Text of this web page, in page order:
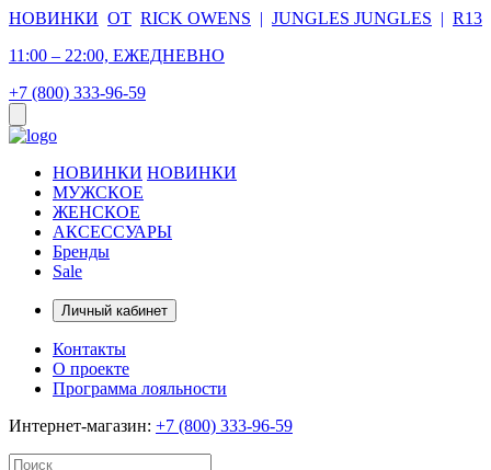
НОВИНКИ ОТ RICK OWENS | JUNGLES JUNGLES | R13
11:00 – 22:00, ЕЖЕДНЕВНО
+7 (800) 333-96-59
НОВИНКИ НОВИНКИ
МУЖСКОЕ
ЖЕНСКОЕ
АКСЕССУАРЫ
Бренды
Sale
Личный кабинет
Контакты
О проекте
Программа лояльности
Интернет-магазин: +7 (800) 333-96-59